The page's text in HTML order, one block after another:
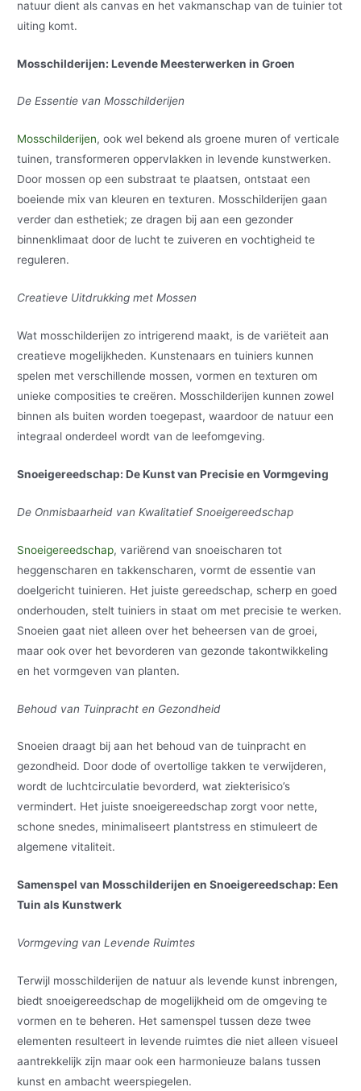
natuur dient als canvas en het vakmanschap van de tuinier tot
uiting komt.
Mosschilderijen: Levende Meesterwerken in Groen
De Essentie van Mosschilderijen
Mosschilderijen, ook wel bekend als groene muren of verticale
tuinen, transformeren oppervlakken in levende kunstwerken.
Door mossen op een substraat te plaatsen, ontstaat een
boeiende mix van kleuren en texturen. Mosschilderijen gaan
verder dan esthetiek; ze dragen bij aan een gezonder
binnenklimaat door de lucht te zuiveren en vochtigheid te
reguleren.
Creatieve Uitdrukking met Mossen
Wat mosschilderijen zo intrigerend maakt, is de variëteit aan
creatieve mogelijkheden. Kunstenaars en tuiniers kunnen
spelen met verschillende mossen, vormen en texturen om
unieke composities te creëren. Mosschilderijen kunnen zowel
binnen als buiten worden toegepast, waardoor de natuur een
integraal onderdeel wordt van de leefomgeving.
Snoeigereedschap: De Kunst van Precisie en Vormgeving
De Onmisbaarheid van Kwalitatief Snoeigereedschap
Snoeigereedschap, variërend van snoeischaren tot
heggenscharen en takkenscharen, vormt de essentie van
doelgericht tuinieren. Het juiste gereedschap, scherp en goed
onderhouden, stelt tuiniers in staat om met precisie te werken.
Snoeien gaat niet alleen over het beheersen van de groei,
maar ook over het bevorderen van gezonde takontwikkeling
en het vormgeven van planten.
Behoud van Tuinpracht en Gezondheid
Snoeien draagt bij aan het behoud van de tuinpracht en
gezondheid. Door dode of overtollige takken te verwijderen,
wordt de luchtcirculatie bevorderd, wat ziekterisico’s
vermindert. Het juiste snoeigereedschap zorgt voor nette,
schone snedes, minimaliseert plantstress en stimuleert de
algemene vitaliteit.
Samenspel van Mosschilderijen en Snoeigereedschap: Een
Tuin als Kunstwerk
Vormgeving van Levende Ruimtes
Terwijl mosschilderijen de natuur als levende kunst inbrengen,
biedt snoeigereedschap de mogelijkheid om de omgeving te
vormen en te beheren. Het samenspel tussen deze twee
elementen resulteert in levende ruimtes die niet alleen visueel
aantrekkelijk zijn maar ook een harmonieuze balans tussen
kunst en ambacht weerspiegelen.